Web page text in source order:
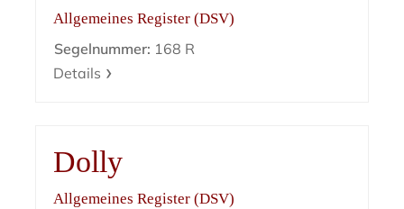
Allgemeines Register (DSV)
Segelnummer: 168 R
Details
Dolly
Allgemeines Register (DSV)